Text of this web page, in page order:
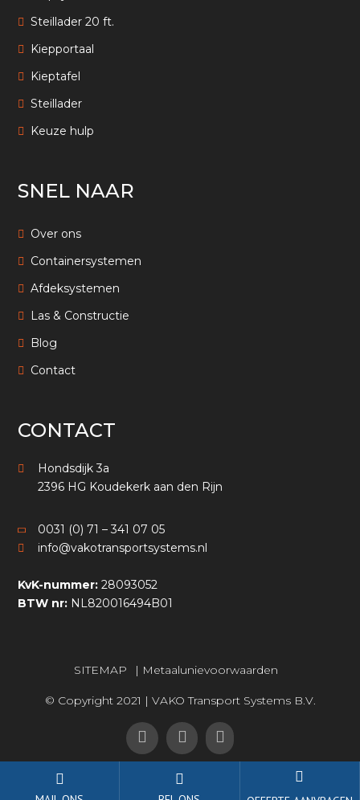
Steillader 20 ft.
Kiepportaal
Kieptafel
Steillader
Keuze hulp
SNEL NAAR
Over ons
Containersystemen
Afdeksystemen
Las & Constructie
Blog
Contact
CONTACT
Hondsdijk 3a
2396 HG Koudekerk aan den Rijn
0031 (0) 71 – 341 07 05
info@vakotransportsystems.nl
KvK-nummer: 28093052
BTW nr: NL820016494B01
SITEMAP | Metaalunievoorwaarden
© Copyright 2021 | VAKO Transport Systems B.V.